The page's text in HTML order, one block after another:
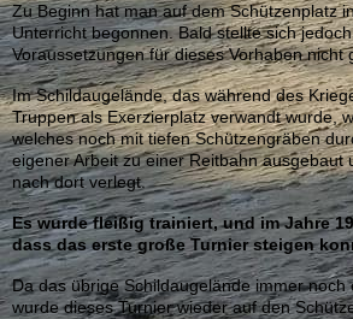
Zu Beginn hat man auf dem Schützenplatz
Unterricht begonnen. Bald stellte sich
Voraussetzungen für dieses Vorhaben nicht
Im Schildaugelände, das während des
Truppen als Exerzierplatz verwandt wurde,
welches noch mit tiefen Schützengräben
eigener Arbeit zu einer Reitbahn ausgebaut
nach dort verlegt.
Es wurde fleißig trainiert, und im Jahre
dass das erste große Turnier steigen
Da das übrige Schildaugelände immer noch
wurde dieses Turnier wieder auf den